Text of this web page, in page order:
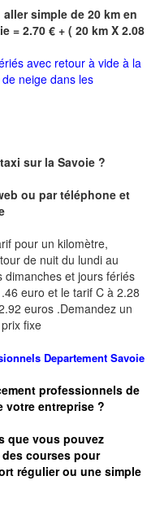
aller simple de 20 km en
= 2.70 € + ( 20 km X 2.08
avec retour à vide à la
neige dans les
sur la Savoie ?
ou par téléphone et
pour un kilomètre,
de nuit du lundi au
dimanches et jours fériés
euro et le tarif C à 2.28
euros .Demandez un
fixe
Departement Savoie
professionnels de
votre entreprise ?
que vous pouvez
courses pour
régulierou une simple